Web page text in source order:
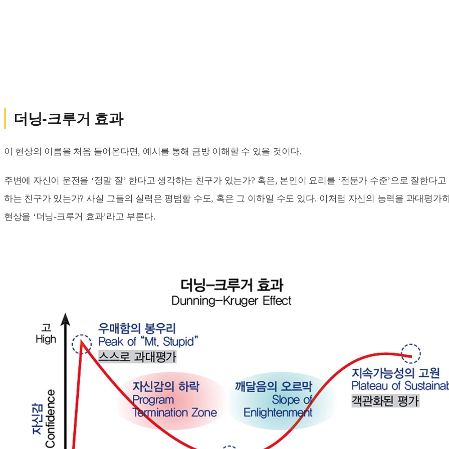
더닝-크루거 효과
이 현상의 이름을 처음 들어온다면, 예시를 통해 금방 이해할 수 있을 것이다.
주변에 자신이 운전을 ‘정말 잘’ 한다고 생각하는 친구가 있는가? 혹은, 본인이 요리를 ‘전문가 수준’으로 잘한다고
하는 친구가 있는가? 사실 그들의 실력은 평범할 수도, 혹은 그 이하일 수도 있다. 이처럼 자신의 능력을 과대평가
현상을 ‘더닝-크루거 효과’라고 부른다.